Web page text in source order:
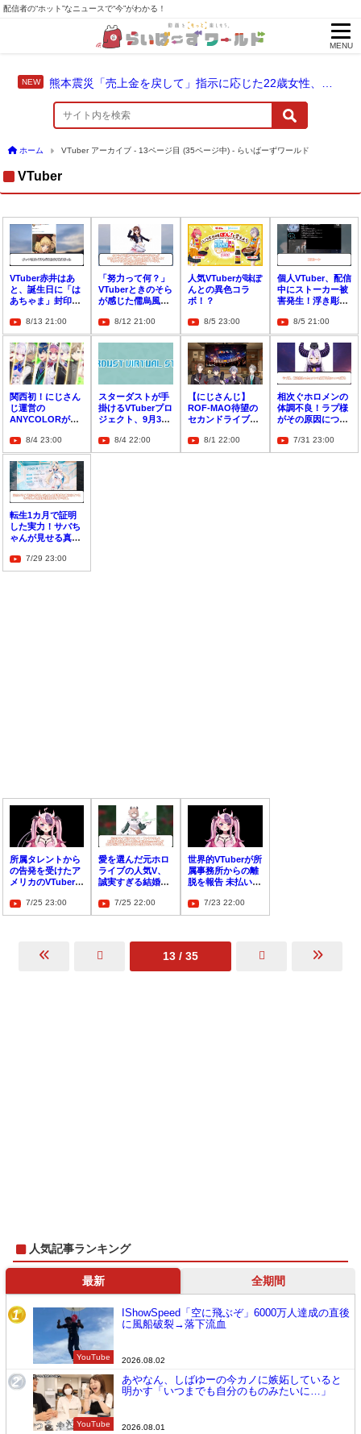
配信者の“ホット”なニュースで“今”がわかる！
MENU
ホーム VTuber アーカイブ - 13ページ目 (35ページ中) - らいばーずワールド
VTuber
VTuber赤井はあ
と、誕生日に「は
あちゃま」封印！
でファン衝撃
8/13 21:00
「努力って何？」
VTuberときのそら
が感じた儒烏風亭
への衝撃8/12 21:00
人気VTuberが味ぽ
んとの異色コラ
ボ！？
8/5 23:00
個人VTuber、配信
中にストーカー被
害発生！浮き彫り
全問題8/5 21:00
関西初！にじさん
じ運営の
ANYCOLORが関
の開催を発表
8/4 23:00
スターダストが手
掛けるVTuberプロ
ジェクト、9月30
ると発表8/4 22:00
【にじさんじ】
ROF-MAO待望の
セカンドライブ振
ナ横浜で魅せた
「Limitless」な
8/1 22:00
相次ぐホロメンの
体調不良！ラプ様
がその原因につい
7/31 23:00
転生1カ月で証明
した実力！サバち
ゃんが見せる真の
7/29 23:00
所属タレントから
の告発を受けたア
メリカのVTuber事
7/25 23:00
愛を選んだ元ホロ
ライブの人気V、
誠実すぎる結婚報
7/25 22:00
世界的VTuberが所
属事務所からの離
脱を報告 未払い金
ていたことに最近
気づきました」
7/23 22:00
13 / 35
人気記事ランキング
最新 全期間
1
YouTube
IShowSpeed「空に飛ぶぞ」6000万人達成の直後
に風船破裂→落下流血
2026.08.02
2
YouTube
あやなん、しばゆーの今カノに嫉妬していると
明かす「いつまでも自分のものみたいに…」
2026.08.01